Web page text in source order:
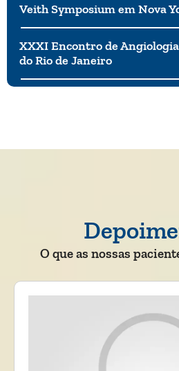
Veith Symposium em Nova
XXXI Encontro de
do Rio de Janeiro
O que as nossas